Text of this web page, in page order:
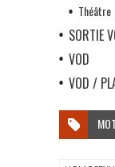
Théâtre
SORTIE
VOD
VOD /